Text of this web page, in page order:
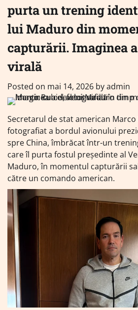
purta un trening
lui Maduro din
capturării. Imaginea
virală
Posted on mai 14, 2026 byadmin
Secretarul de stat american
fotografiat a bordul avionului
spre China, îmbrăcat într-un
care îl purta fostul președinte al
Maduro, în momentul capturării
către un comando american.